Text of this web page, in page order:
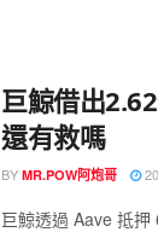
巨鯨借出
還有救嗎
BY MR.POW阿炮哥
巨鯨透過 Aave 抵押